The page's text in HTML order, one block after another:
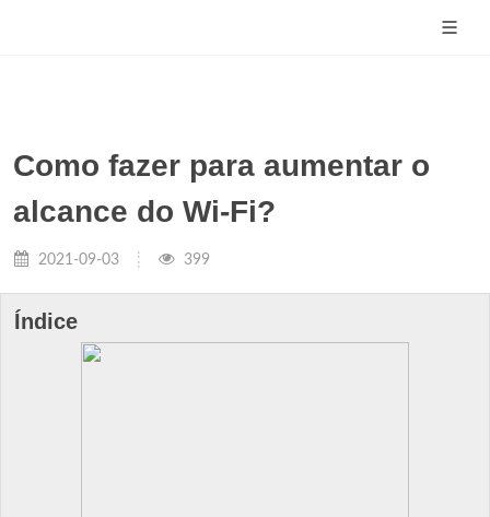
Como fazer para aumentar o
alcance do Wi-Fi?
2021-09-03 399
Índice